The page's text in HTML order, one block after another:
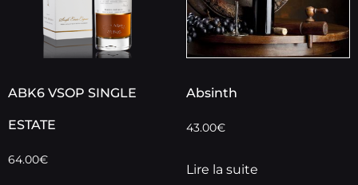
ABK6 VSOP SINGLE
ESTATE
64.00€
Absinth
43.00€
Lire la suite